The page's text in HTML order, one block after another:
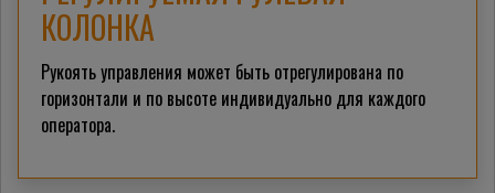
КОЛОНКА
Рукоять управления может быть отрегулирована по
горизонтали и по высоте индивидуально для каждого
оператора.